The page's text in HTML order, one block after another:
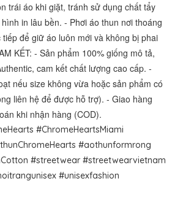
trái áo khi giặt, tránh sử dụng chất tẩy
in lâu bền. - Phơi áo thun nơi thoáng
để giữ áo luôn mới và không bị phai
KẾT: - Sản phẩm 100% giống mô tả,
cam kết chất lượng cao cấp. -
nếu size không vừa hoặc sản phẩm có
liên hệ để được hỗ trợ). - Giao hàng
khi nhận hàng (COD).
#ChromeHeartsMiami
#aothunformrong
#streetwear #streetwearvietnam
#unisexfashion